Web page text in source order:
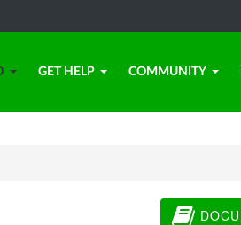
GET HELP COMMUNITY